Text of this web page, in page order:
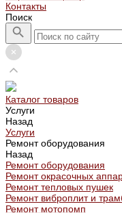
Контакты
Поиск
Каталог товаров
Услуги
Назад
Услуги
Ремонт оборудования
Назад
Ремонт оборудования
Ремонт окрасочных
Ремонт тепловых пушек
Ремонт виброплит и
Ремонт мотопомп